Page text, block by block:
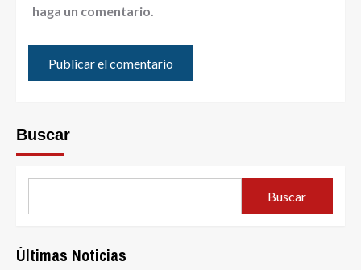
haga un comentario.
Buscar
Buscar
Últimas Noticias